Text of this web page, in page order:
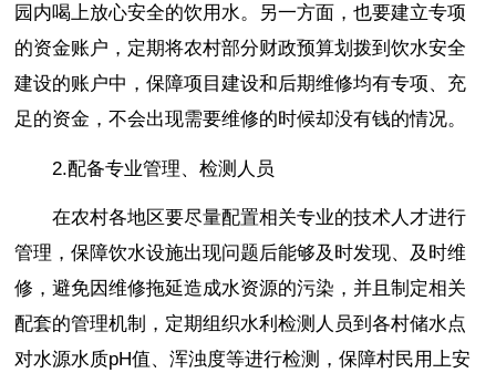
园内喝上放心安全的饮用水。另一方面，也要建立专项
的资金账户，定期将农村部分财政预算划拨到饮水安全
建设的账户中，保障项目建设和后期维修均有专项、充
足的资金，不会出现需要维修的时候却没有钱的情况。
2.配备专业管理、检测人员
在农村各地区要尽量配置相关专业的技术人才进行
管理，保障饮水设施出现问题后能够及时发现、及时维
修，避免因维修拖延造成水资源的污染，并且制定相关
配套的管理机制，定期组织水利检测人员到各村储水点
对水源水质pH值、浑浊度等进行检测，保障村民用上安